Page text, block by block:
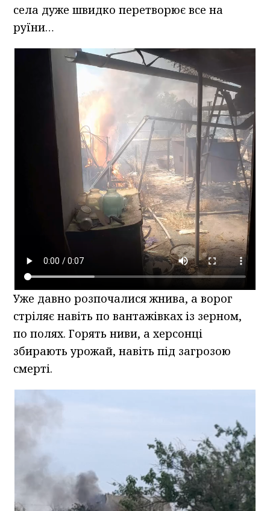
села дуже швидко перетворює все на
руїни…
Уже давно розпочалися жнива, а ворог
стріляє навіть по вантажівках із зерном,
по полях. Горять ниви, а херсонці
збирають урожай, навіть під загрозою
смерті.